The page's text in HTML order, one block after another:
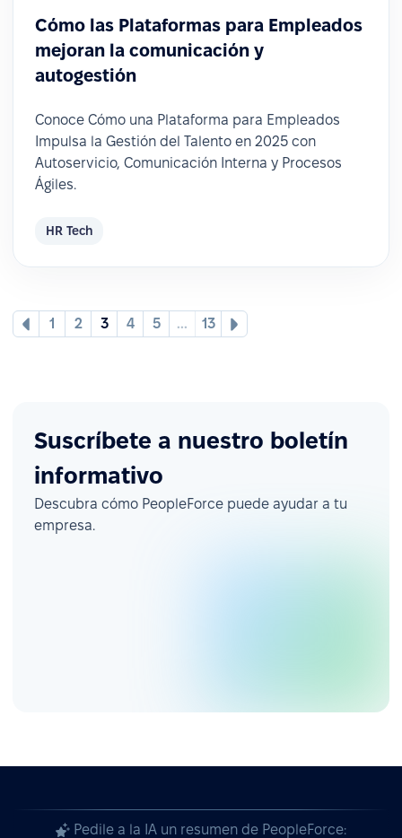
Cómo las Plataformas para Empleados
mejoran la comunicación y
autogestión
Conoce Cómo una Plataforma para Empleados
Impulsa la Gestión del Talento en 2025 con
Autoservicio, Comunicación Interna y Procesos
Ágiles.
HR Tech
1 2 3 4 5 ... 13
Suscríbete a nuestro boletín
informativo
Descubra cómo PeopleForce puede ayudar a tu
empresa.
Pedile a la IA un resumen de PeopleForce: